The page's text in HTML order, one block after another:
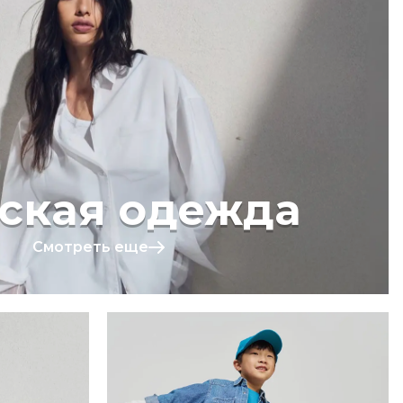
одежда
Смотреть еще